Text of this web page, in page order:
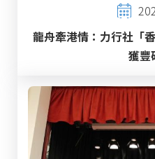
龍舟牽港情：力行社「
獲豐